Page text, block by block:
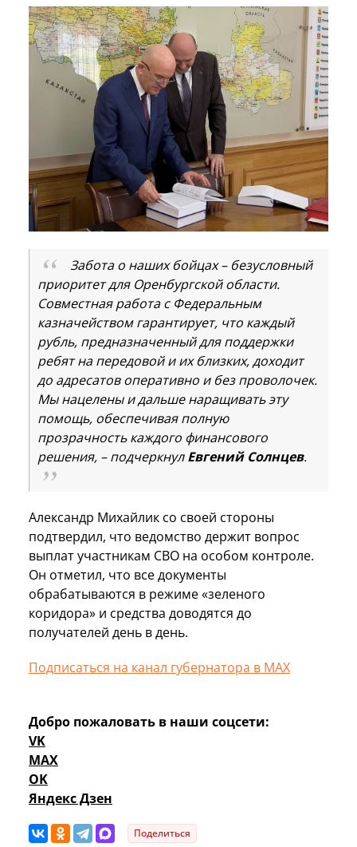
Забота о наших бойцах – безусловный
приоритет для Оренбургской области.
Совместная работа с Федеральным
казначейством гарантирует, что каждый
рубль, предназначенный для поддержки
ребят на передовой и их близких, доходит
до адресатов оперативно и без проволочек.
Мы нацелены и дальше наращивать эту
помощь, обеспечивая полную
прозрачность каждого финансового
решения, – подчеркнулЕвгений Солнцев.
Александр Михайлик со своей стороны
подтвердил, что ведомство держит вопрос
выплат участникам СВО на особом контроле.
Он отметил, что все документы
обрабатываются в режиме «зеленого
коридора» и средства доводятся до
получателей день в день.
Подписаться на канал губернатора в МАХ
Добро пожаловать в наши соцсети:
VK
MAX
OK
Яндекс Дзен
Поделиться